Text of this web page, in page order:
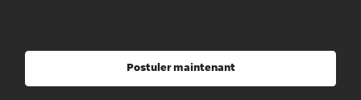
Postuler maintenant